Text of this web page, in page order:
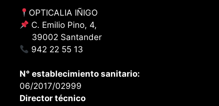
OPTICALIA IÑIGO
C. Emilio Pino, 4,
39002 Santander
942 22 55 13
N° establecimiento sanitario:
06/2017/02999
Director técnico